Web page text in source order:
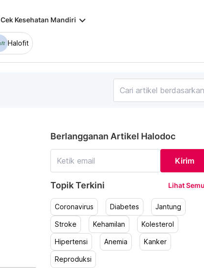
Cek Kesehatan Mandiri keyboard_arrow_down
Halofit
Berlangganan Artikel Halodoc
Kirim
Topik Terkini Lihat
Coronavirus Diabetes Jantung
Stroke Kehamilan Kolesterol
Hipertensi Anemia Kanker
Reproduksi